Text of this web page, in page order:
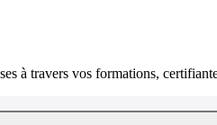
à travers vos formations,